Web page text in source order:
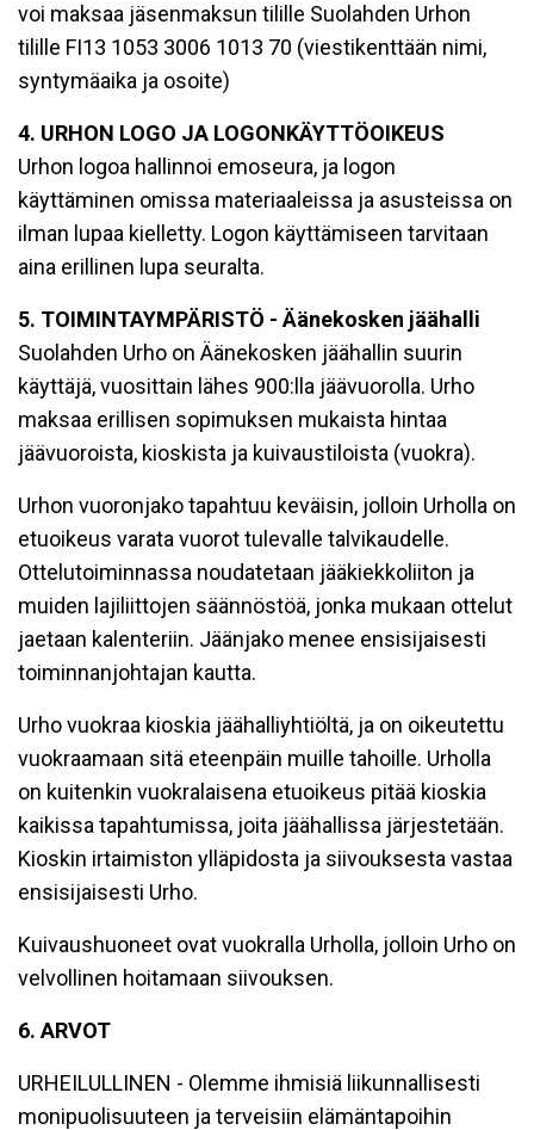
voi maksaa jäsenmaksun tilille Suolahden Urhon
tilille FI13 1053 3006 1013 70 (viestikenttään nimi,
syntymäaika ja osoite)
4. URHON LOGO JA LOGONKÄYTTÖOIKEUS
Urhon logoa hallinnoi emoseura, ja logon
käyttäminen omissa materiaaleissa ja asusteissa on
ilman lupaa kielletty. Logon käyttämiseen tarvitaan
aina erillinen lupa seuralta.
5. TOIMINTAYMPÄRISTÖ - Äänekosken jäähalli
Suolahden Urho on Äänekosken jäähallin suurin
käyttäjä, vuosittain lähes 900:lla jäävuorolla. Urho
maksaa erillisen sopimuksen mukaista hintaa
jäävuoroista, kioskista ja kuivaustiloista (vuokra).
Urhon vuoronjako tapahtuu keväisin, jolloin Urholla on
etuoikeus varata vuorot tulevalle talvikaudelle.
Ottelutoiminnassa noudatetaan jääkiekkoliiton ja
muiden lajiliittojen säännöstöä, jonka mukaan ottelut
jaetaan kalenteriin. Jäänjako menee ensisijaisesti
toiminnanjohtajan kautta.
Urho vuokraa kioskia jäähalliyhtiöltä, ja on oikeutettu
vuokraamaan sitä eteenpäin muille tahoille. Urholla
on kuitenkin vuokralaisena etuoikeus pitää kioskia
kaikissa tapahtumissa, joita jäähallissa järjestetään.
Kioskin irtaimiston ylläpidosta ja siivouksesta vastaa
ensisijaisesti Urho.
Kuivaushuoneet ovat vuokralla Urholla, jolloin Urho on
velvollinen hoitamaan siivouksen.
6. ARVOT
URHEILULLINEN - Olemme ihmisiä liikunnallisesti
monipuolisuuteen ja terveisiin elämäntapoihin